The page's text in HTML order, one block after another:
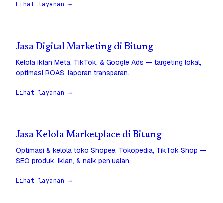
Lihat layanan →
Jasa Digital Marketing di Bitung
Kelola iklan Meta, TikTok, & Google Ads — targeting lokal,
optimasi ROAS, laporan transparan.
Lihat layanan →
Jasa Kelola Marketplace di Bitung
Optimasi & kelola toko Shopee, Tokopedia, TikTok Shop —
SEO produk, iklan, & naik penjualan.
Lihat layanan →